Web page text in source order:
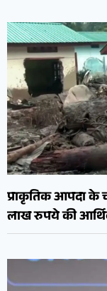
प्राकृतिक आपदा के
लाख रुपये की